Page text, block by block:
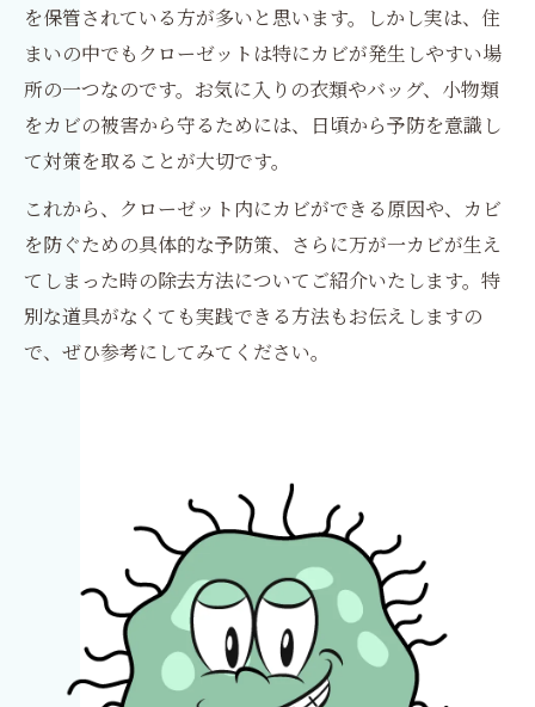
を保管されている方が多いと思います。しかし実は、住
まいの中でもクローゼットは特にカビが発生しやすい場
所の一つなのです。お気に入りの衣類やバッグ、小物類
をカビの被害から守るためには、日頃から予防を意識し
て対策を取ることが大切です。
これから、クローゼット内にカビができる原因や、カビ
を防ぐための具体的な予防策、さらに万が一カビが生え
てしまった時の除去方法についてご紹介いたします。特
別な道具がなくても実践できる方法もお伝えしますの
で、ぜひ参考にしてみてください。